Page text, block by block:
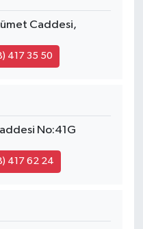
Caddesi,
417 35 50
No:41G
417 62 24